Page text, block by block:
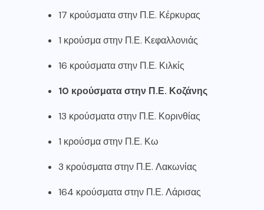
17 κρούσματα στην Π.Ε. Κέρκυρας
1 κρούσμα στην Π.Ε. Κεφαλλονιάς
16 κρούσματα στην Π.Ε. Κιλκίς
10 κρούσματα στην Π.Ε. Κοζάνης
13 κρούσματα στην Π.Ε. Κορινθίας
1 κρούσμα στην Π.Ε. Κω
3 κρούσματα στην Π.Ε. Λακωνίας
164 κρούσματα στην Π.Ε. Λάρισας